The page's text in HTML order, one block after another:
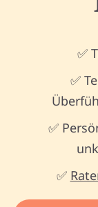
✅
✅
✅
✅